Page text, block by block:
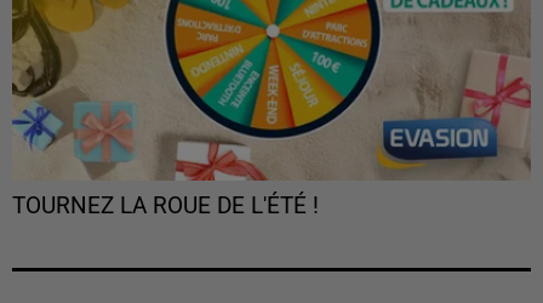
TOURNEZ LA ROUE DE L'ÉTÉ !